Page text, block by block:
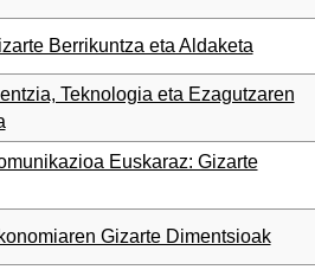
Berrikuntza eta Aldaketa
Teknologia eta Ezagutzaren
Euskaraz: Gizarte
Gizarte Dimentsioak